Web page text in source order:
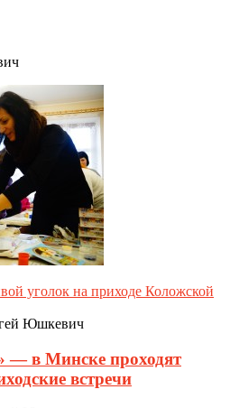
уголок на приходе Коложской
Юшкевич
— в Минске проходят
встречи